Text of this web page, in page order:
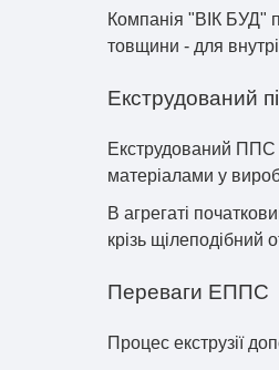
Компанія "ВІК БУД"
товщини - для
Екструдований
Екструдований ППС
матеріалами у
В агрегаті
крізь щілеподібний
Переваги ЕППС
Процес екструзії